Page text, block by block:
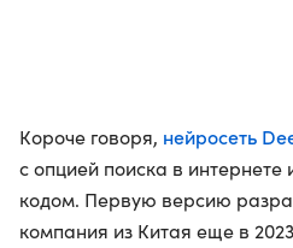
Короче говоря, нейросеть
с опцией поиска в
кодом. Первую версию
компания из Китая еще в